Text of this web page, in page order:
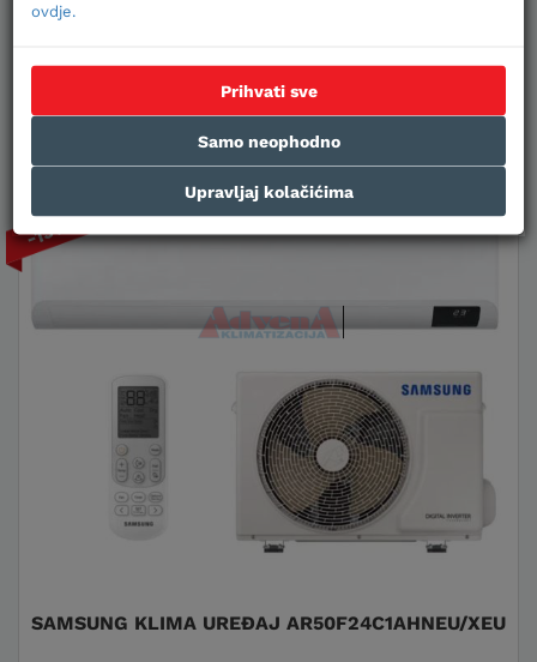
-15%
SAMSUNG KLIMA UREĐAJ AR50F24C1AHNEU/XEU
ovdje.
Prihvati sve
Samo neophodno
Upravljaj kolačićima